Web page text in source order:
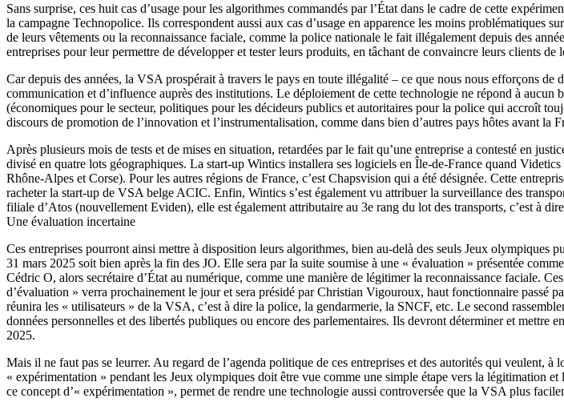
Sans surprise, ces huit cas d’usage pour les algorithmes commandés par l’État dans le cadre de cette
la campagne Technopolice. Ils correspondent aussi aux cas d’usage en apparence les moins
de leurs vêtements ou la reconnaissance faciale, comme la police nationale le fait illégalement depuis des
entreprises pour leur permettre de développer et tester leurs produits, en tâchant de convaincre leurs clients de
Car depuis des années, la VSA prospérait à travers le pays en toute illégalité – ce que nous nous efforçons
communication et d’influence auprès des institutions. Le déploiement de cette technologie ne répond à
(économiques pour le secteur, politiques pour les décideurs publics et autoritaires pour la police qui accroît
discours de promotion de l’innovation et l’instrumentalisation, comme dans bien d’autres pays hôtes avant
Après plusieurs mois de tests et de mises en situation, retardées par le fait qu’une entreprise a contesté en
divisé en quatre lots géographiques. La start-up Wintics installera ses logiciels en Île-de-France quand
Rhône-Alpes et Corse). Pour les autres régions de France, c’est Chapsvision qui a été désignée. Cette
racheter la start-up de VSA belge ACIC. Enfin, Wintics s’est également vu attribuer la surveillance des
filiale d’Atos (nouvellement Eviden), elle est également attributaire au 3e rang du lot des transports, c’est à
Une évaluation incertaine
Ces entreprises pourront ainsi mettre à disposition leurs algorithmes, bien au-delà des seuls Jeux
31 mars 2025 soit bien après la fin des JO. Elle sera par la suite soumise à une « évaluation » présentée
Cédric O, alors secrétaire d’État au numérique, comme une manière de légitimer la reconnaissance faciale.
d’évaluation » verra prochainement le jour et sera présidé par Christian Vigouroux, haut fonctionnaire
réunira les « utilisateurs » de la VSA, c’est à dire la police, la gendarmerie, la SNCF, etc. Le second
données personnelles et des libertés publiques ou encore des parlementaires. Ils devront déterminer et
2025.
Mais il ne faut pas se leurrer. Au regard de l’agenda politique de ces entreprises et des autorités qui veulent,
« expérimentation » pendant les Jeux olympiques doit être vue comme une simple étape vers la légitimation
ce concept d’« expérimentation », permet de rendre une technologie aussi controversée que la VSA plus